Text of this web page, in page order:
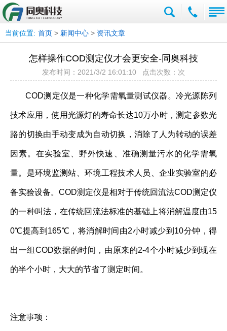
当前位置: 首页 > 新闻中心 > 资讯文章
怎样操作COD测定仪才会更安全-同奥科技
发布时间：2021/3/2 16:01:10 点击次数： 次
COD测定仪是一种化学需氧量测试仪器。冷光源陈列
技术应用，使用光源灯的寿命长达10万小时，测定参数光
路的切换由手动变成为自动切换，消除了人为转动的误差
因素。在实验室、野外快速、准确测量污水的化学需氧
量。是环境监测站、环境工程技术人员、企业实验室的必
备实验设备。COD测定仪是相对于传统回流法COD测定仪
的一种叫法，在传统回流法标准的基础上将消解温度由15
0℃提高到165℃，将消解时间由2小时减少到10分钟，得
出一组COD数据的时间，由原来的2-4个小时减少到现在
的半个小时，大大的节省了测定时间。
注意事项：